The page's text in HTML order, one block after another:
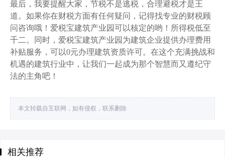
最后，我要提醒大家，节税不是逃税，合理避税才是王
道。如果你在财税方面有任何疑问，记得找专业的财税顾
问咨询哦！爱税宝建筑产业园可以核定的哟！所得税低至
千二。同时，爱税宝建筑产业园为建筑企业提供办理费用
补贴服务，可以0元办理建筑资质许可。在这个充满挑战和
机遇的建筑行业中，让我们一起成为那个智慧而又遵纪守
法的主角吧！
本文转载自互联网，如有侵权，联系删除
相关推荐